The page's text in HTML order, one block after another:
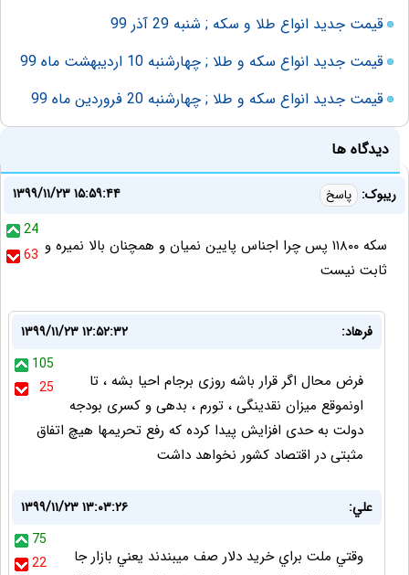
قیمت جدید انواع طلا و سکه ; شنبه 29 آذر 99
قیمت جدید انواع سکه و طلا ; چهارشنبه 10 اردیبهشت ماه 99
قیمت جدید انواع سکه و طلا ; چهارشنبه 20 فروردین ماه 99
دیدگاه ها
ریبوک: پاسخ
۱۳۹۹/۱۱/۲۳ ۱۵:۵۹:۴۴
24
63 سکه ۱۱۸۰۰ پس چرا اجناس پایین نمیان و همچنان بالا نمیره و
ثابت نیست
فرهاد:
۱۳۹۹/۱۱/۲۳ ۱۲:۵۲:۳۲
105
25
فرض محال اگر قرار باشه روزی برجام احیا بشه ، تا
اونموقع میزان نقدینگی ، تورم ، بدهی و کسری بودجه
دولت به حدی افزایش پیدا کرده که رفع تحریمها هیچ اتفاق
مثبتی در اقتصاد کشور نخواهد داشت
علي:
۱۳۹۹/۱۱/۲۳ ۱۳:۰۳:۲۶
75
22
وقتي ملت براي خريد دلار صف ميبندند يعني بازار جا